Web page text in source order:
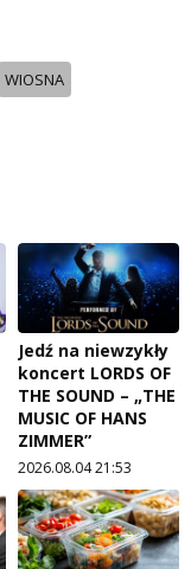
WIOSNA
Jedź na niewzykły
koncert LORDS OF
THE SOUND – „THE
MUSIC OF HANS
ZIMMER”
2026.08.04 21:53